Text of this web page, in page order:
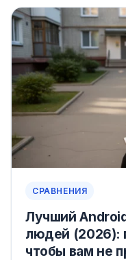
СРАВНЕНИЯ
Лучший
людей (2026):
чтобы вам не